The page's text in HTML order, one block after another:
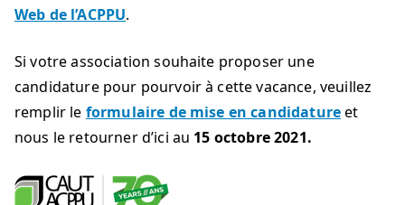
Web de l’ACPPU.
Si votre association souhaite proposer une
candidature pour pourvoir à cette vacance, veuillez
remplir le formulaire de mise en candidatureet
nous le retourner d’ici au 15 octobre 2021.